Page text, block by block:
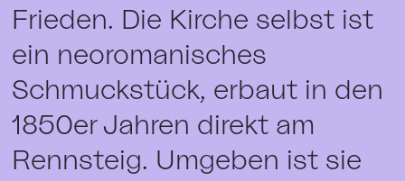
Frieden. Die Kirche selbst ist
ein neoromanisches
Schmuckstück, erbaut in den
1850er Jahren direkt am
Rennsteig. Umgeben ist sie